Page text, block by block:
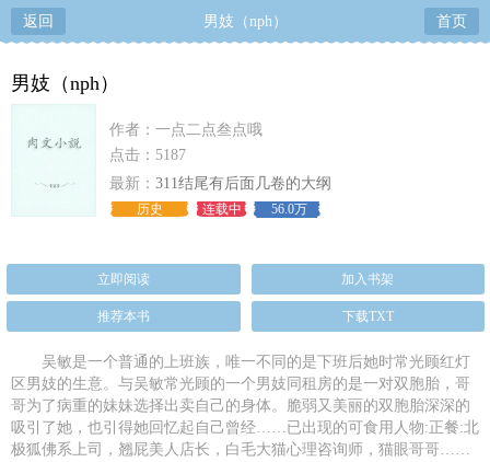
返回 男妓（nph） 首页
男妓（nph）
作者：一点二点叁点哦
点击：5187
最新： 311结尾有后面几卷的大纲
历史 连载中 56.0万
立即阅读 加入书架
推荐本书 下载TXT
吴敏是一个普通的上班族，唯一不同的是下班后她时常光顾红灯
区男妓的生意。与吴敏常光顾的一个男妓同租房的是一对双胞胎，哥
哥为了病重的妹妹选择出卖自己的身体。脆弱又美丽的双胞胎深深的
吸引了她，也引得她回忆起自己曾经……已出现的可食用人物:正餐:北
极狐佛系上司，翘屁美人店长，白毛大猫心理咨询师，猫眼哥哥……